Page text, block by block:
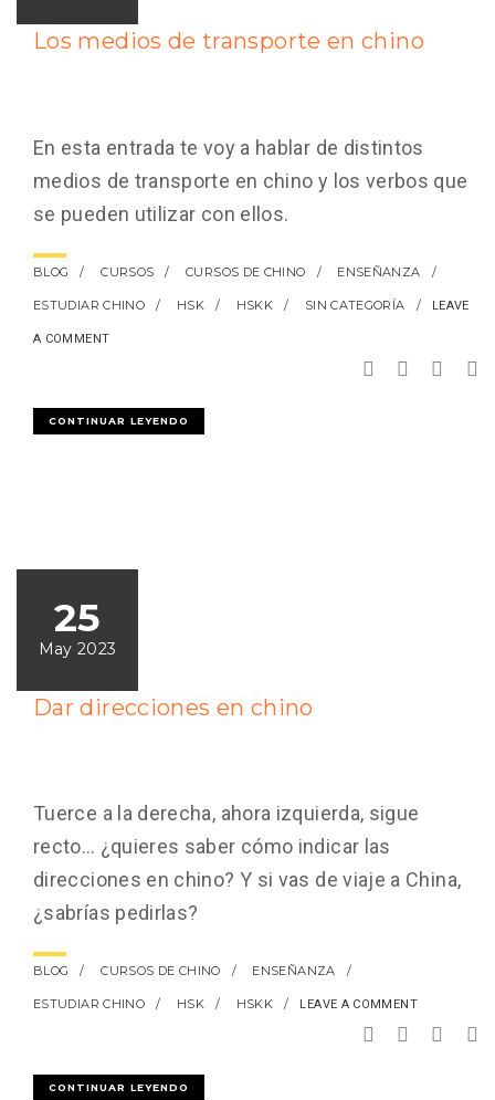
Los medios de transporte en chino
En esta entrada te voy a hablar de distintos
medios de transporte en chino y los verbos que
se pueden utilizar con ellos.
BLOG CURSOS CURSOS DE CHINO ENSEÑANZA
ESTUDIAR CHINO HSK HSKK SIN CATEGORÍA LEAVE
A COMMENT
CONTINUAR LEYENDO
25
May 2023
Dar direcciones en chino
Tuerce a la derecha, ahora izquierda, sigue
recto… ¿quieres saber cómo indicar las
direcciones en chino? Y si vas de viaje a China,
¿sabrías pedirlas?
BLOG CURSOS DE CHINO ENSEÑANZA
ESTUDIAR CHINO HSK HSKK LEAVE A COMMENT
CONTINUAR LEYENDO